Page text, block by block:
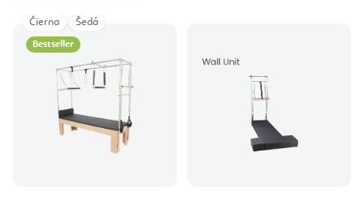
Bestseller
Čierna Šedá